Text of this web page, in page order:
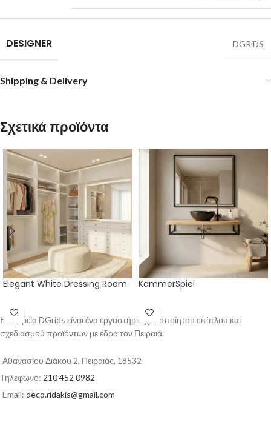
DESIGNER DGRiDS
Shipping & Delivery
Σχετικά προϊόντα
Elegant White Dressing Room KammerSpiel
Η εταιρεία DGrids είναι ένα εργαστήριο χειροποίητου επίπλου και
σχεδιασμού προϊόντων με έδρα τον Πειραιά.
Αθανασίου Διάκου 2, Πειραιάς, 18532
Τηλέφωνο: 210 452 0982
Email: deco.ridakis@gmail.com